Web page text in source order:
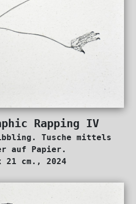
Rapping IV
Tusche mittels
auf Papier.
21 cm., 2024